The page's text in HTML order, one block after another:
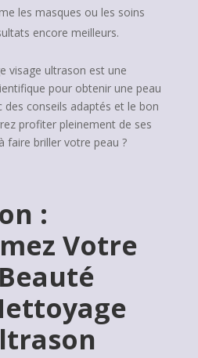
les masques ou les soins
encore meilleurs.
visage ultrason est une
pour obtenir une peau
des conseils adaptés et le bon
profiter pleinement de ses
faire briller votre peau ?
:
Votre